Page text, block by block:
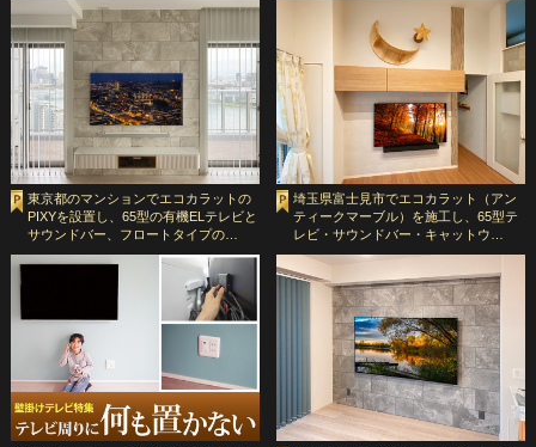
東京都のマンションでエコカラットの
PIXYを設置し、65型の有機ELテレビと
サウンドバー、フロートタイプの…
埼玉県富士見市でエコカラット（アン
ティークマーブル）を施工し、65型テ
レビ・サウンドバー・キャットウ…